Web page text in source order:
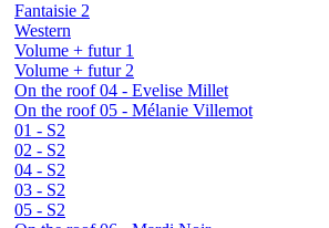
Fantaisie 2
Western
Volume + futur 1
Volume + futur 2
On the roof 04 - Evelise Millet
On the roof 05 - Mélanie Villemot
01 - S2
02 - S2
04 - S2
03 - S2
05 - S2